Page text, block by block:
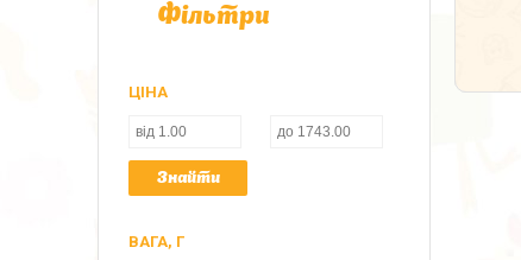
Фільтри
ЦІНА
Знайти
ВАГА, Г